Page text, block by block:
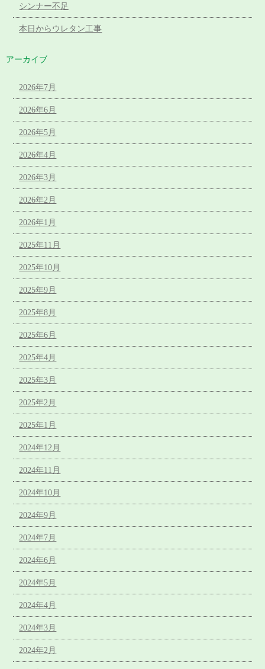
シンナー不足
本日からウレタン工事
アーカイブ
2026年7月
2026年6月
2026年5月
2026年4月
2026年3月
2026年2月
2026年1月
2025年11月
2025年10月
2025年9月
2025年8月
2025年6月
2025年4月
2025年3月
2025年2月
2025年1月
2024年12月
2024年11月
2024年10月
2024年9月
2024年7月
2024年6月
2024年5月
2024年4月
2024年3月
2024年2月